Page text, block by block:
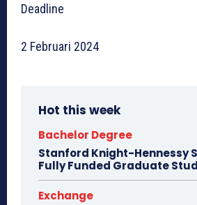
Deadline
2 Februari 2024
Hot this week
Bachelor Degree
Stanford Knight-Hennessy
Fully Funded Graduate
Exchange